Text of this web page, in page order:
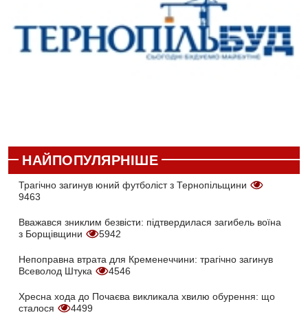
НАЙПОПУЛЯРНІШЕ
Трагічно загинув юний футболіст з Тернопільщини
9463
Вважався зниклим безвісти: підтвердилася загибель воїна
з Борщівщини
5942
Непоправна втрата для Кременеччини: трагічно загинув
Всеволод Штука
4546
Хресна хода до Почаєва викликала хвилю обурення: що
сталося
4499